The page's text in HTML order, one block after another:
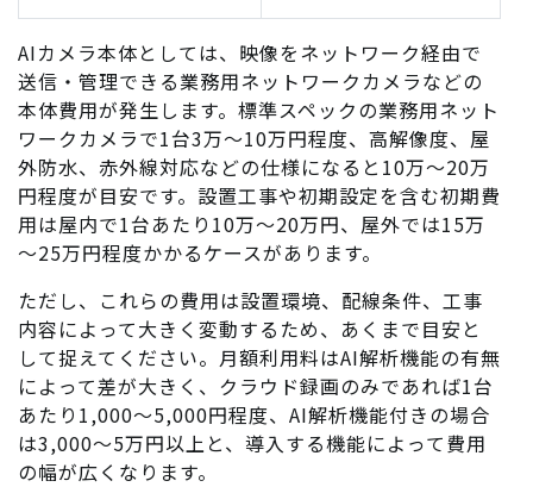
AIカメラ本体としては、映像をネットワーク経由で
送信・管理できる業務用ネットワークカメラなどの
本体費用が発生します。標準スペックの業務用ネット
ワークカメラで1台3万～10万円程度、高解像度、屋
外防水、赤外線対応などの仕様になると10万～20万
円程度が目安です。設置工事や初期設定を含む初期費
用は屋内で1台あたり10万～20万円、屋外では15万
～25万円程度かかるケースがあります。
ただし、これらの費用は設置環境、配線条件、工事
内容によって大きく変動するため、あくまで目安と
して捉えてください。月額利用料はAI解析機能の有無
によって差が大きく、クラウド録画のみであれば1台
あたり1,000～5,000円程度、AI解析機能付きの場合
は3,000～5万円以上と、導入する機能によって費用
の幅が広くなります。